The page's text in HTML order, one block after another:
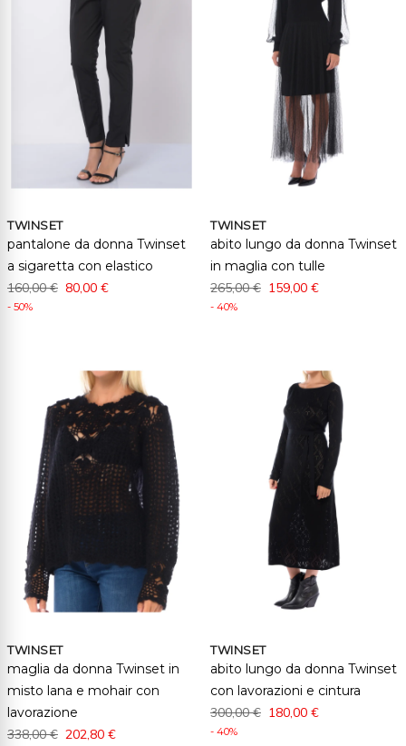
TWINSET
pantalone da donna Twinset
a sigaretta con elastico
160,00 € 80,00 €
- 50%
TWINSET
abito lungo da donna Twinset
in maglia con tulle
265,00 € 159,00 €
- 40%
TWINSET
maglia da donna Twinset in
misto lana e mohair con
lavorazione
338,00 € 202,80 €
TWINSET
abito lungo da donna Twinset
con lavorazioni e cintura
300,00 € 180,00 €
- 40%